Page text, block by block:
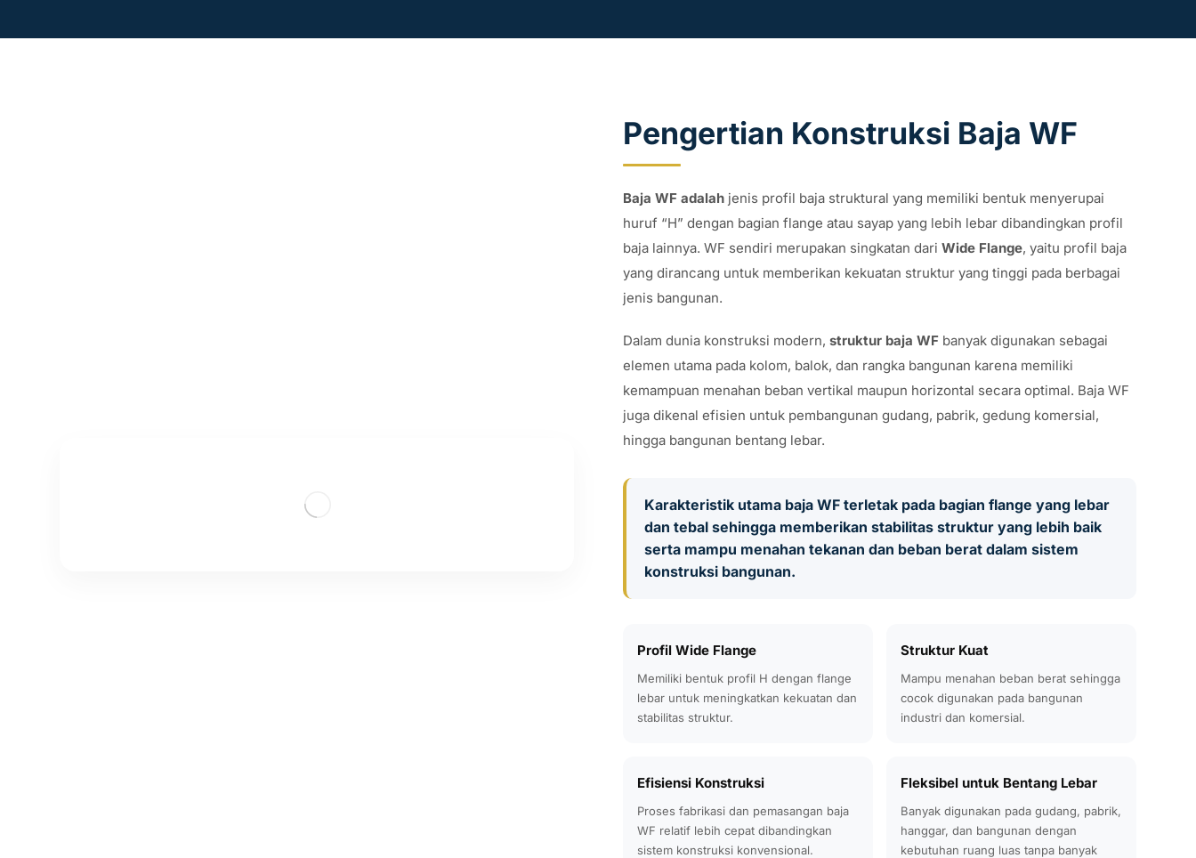
Pengertian Konstruksi Baja WF
Baja WF adalahjenis profil baja struktural yang memiliki bentuk menyerupai
huruf “H” dengan bagian flange atau sayap yang lebih lebar dibandingkan profil
baja lainnya. WF sendiri merupakan singkatan dari Wide Flange, yaitu profil baja
yang dirancang untuk memberikan kekuatan struktur yang tinggi pada berbagai
jenis bangunan.
Dalam dunia konstruksi modern, struktur baja WFbanyak digunakan sebagai
elemen utama pada kolom, balok, dan rangka bangunan karena memiliki
kemampuan menahan beban vertikal maupun horizontal secara optimal. Baja WF
juga dikenal efisien untuk pembangunan gudang, pabrik, gedung komersial,
hingga bangunan bentang lebar.
Karakteristik utama baja WFterletak pada bagian flange yang lebar
dan tebal sehingga memberikan stabilitas struktur yang lebih baik
serta mampu menahan tekanan dan beban berat dalam sistem
konstruksi bangunan.
Profil Wide Flange
Memiliki bentuk profil H dengan flange
lebar untuk meningkatkan kekuatan dan
stabilitas struktur.
Struktur Kuat
Mampu menahan beban berat sehingga
cocok digunakan pada bangunan
industri dan komersial.
Efisiensi Konstruksi
Proses fabrikasi dan pemasangan baja
WF relatif lebih cepat dibandingkan
sistem konstruksi konvensional.
Fleksibel untuk Bentang Lebar
Banyak digunakan pada gudang, pabrik,
hanggar, dan bangunan dengan
kebutuhan ruang luas tanpa banyak